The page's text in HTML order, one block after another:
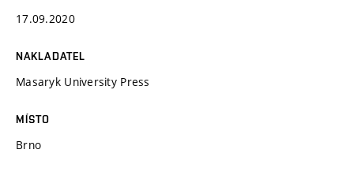
17.09.2020
NAKLADATEL
Masaryk University Press
MÍSTO
Brno